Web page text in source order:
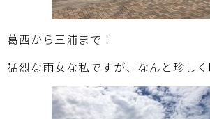
葛西から三浦まで！
猛烈な雨女な私ですが、なんと珍しく